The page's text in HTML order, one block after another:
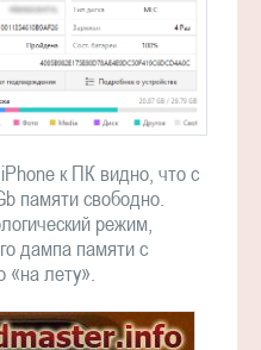
к ПК видно, что с
памяти свободно.
режим,
дампа памяти с
«на лету».